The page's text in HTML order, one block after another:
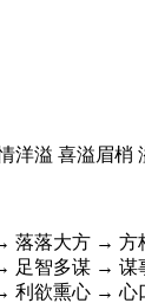
溢 喜溢眉
落大方 →
智多谋 →
欲熏心 →